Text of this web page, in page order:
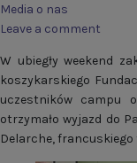
Media o nas
Leave a comment
W ubiegły weekend
koszykarskiego
uczestników campu
otrzymało wyjazd do
Delarche,